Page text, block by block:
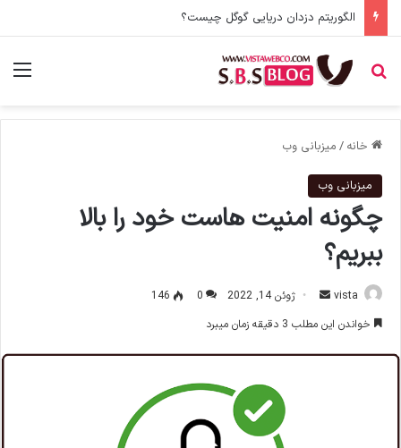
جستجو برای
خانه / میزبانی وب
میزبانی وب
چگونه امنیت هاست خود را بالا
ببریم؟
vista
ارسال
ایمیل
ژوئن 14, 2022 0
146
خواندن این مطلب 3 دقیقه زمان میبرد